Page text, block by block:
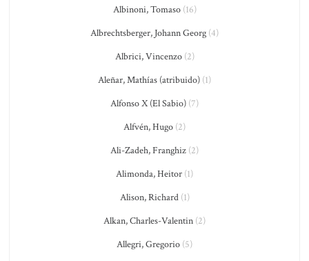
Albinoni, Tomaso(16)
Albrechtsberger, Johann Georg (4)
Albrici, Vincenzo(2)
Aleñar, Mathías (atribuido) (1)
Alfonso X (El Sabio) (7)
Alfvén, Hugo (2)
Ali-Zadeh, Franghiz (2)
Alimonda, Heitor (1)
Alison, Richard(1)
Alkan, Charles-Valentin (2)
Allegri, Gregorio (5)